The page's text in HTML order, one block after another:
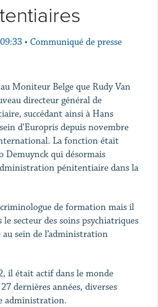
• Communiqué de presse
Moniteur Belge que Rudy Van
directeur général de
succédant ainsi à Hans
d'Europris depuis novembre
La fonction était
Demuynck qui désormais
pénitentiaire dans la
de formation mais il
secteur des soins psychiatriques
sein de l’administration
il était actif dans le monde
dernières années, diverses
administration.